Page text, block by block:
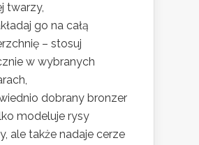
twarzy,
go na całą
– stosuj
w wybranych
dobrany bronzer
modeluje rysy
ale także nadaje cerze